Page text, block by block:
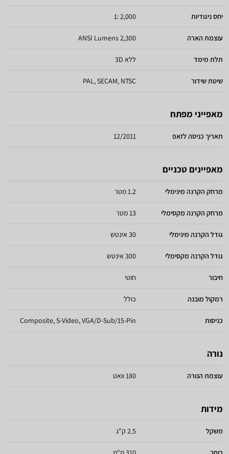
יחס ניגודיות 2,000 :1
עוצמת הארה 2,300 ANSI Lumens
תלת מימד ללא 3D
שיטת שידור PAL, SECAM, NTSC
מאפייני מפתח
תאריך כניסה לזאפ 12/2011
מאפיינים טכניים
מרחק הקרנה מינימלי 1.2 מטר
מרחק הקרנה מקסימלי 13 מטר
גודל הקרנה מינימלי 30 אינטש
גודל הקרנה מקסימלי 300 אינטש
חיבור חוטי
רמקול מובנה כולל
כניסות Composite, S-Video, VGA/D-Sub/15-Pin
נורה
עוצמת הנורה 180 וואט
מידות
משקל 2.5 ק"ג